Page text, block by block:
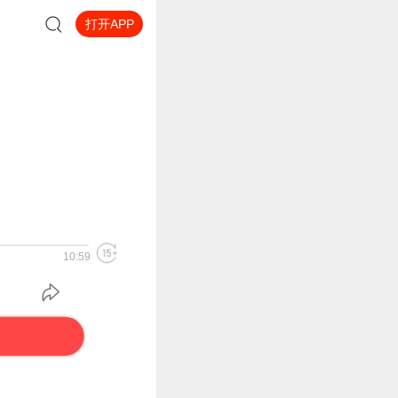
打开APP
10:59